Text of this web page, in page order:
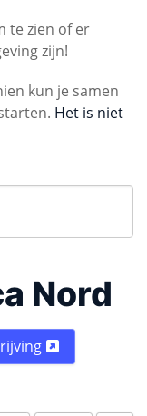
te zien of er
zijn!
kun je samen
Het is niet
Nord